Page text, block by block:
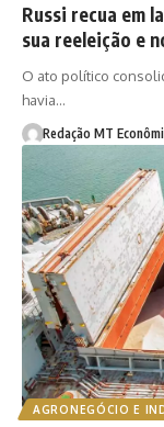
Russi recua em
sua reeleição e
O ato político
havia…
Redação MT
AGRONEGÓCIO E